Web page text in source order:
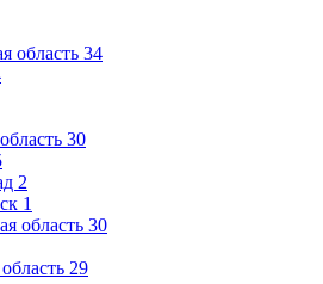
область 34
30
2
1
область 30
29